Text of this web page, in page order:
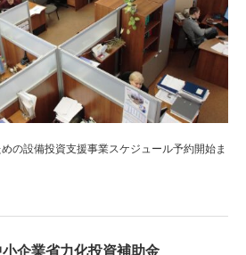
の設備投資支援事業スケジュール予約開始ま
企業省力化投資補助金